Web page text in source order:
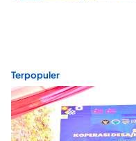
Terpopuler